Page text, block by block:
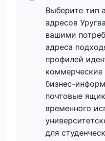
Выберите тип
адресов
вашими
адреса
профилей
коммерческие
бизнес-
почтовые
временного
для